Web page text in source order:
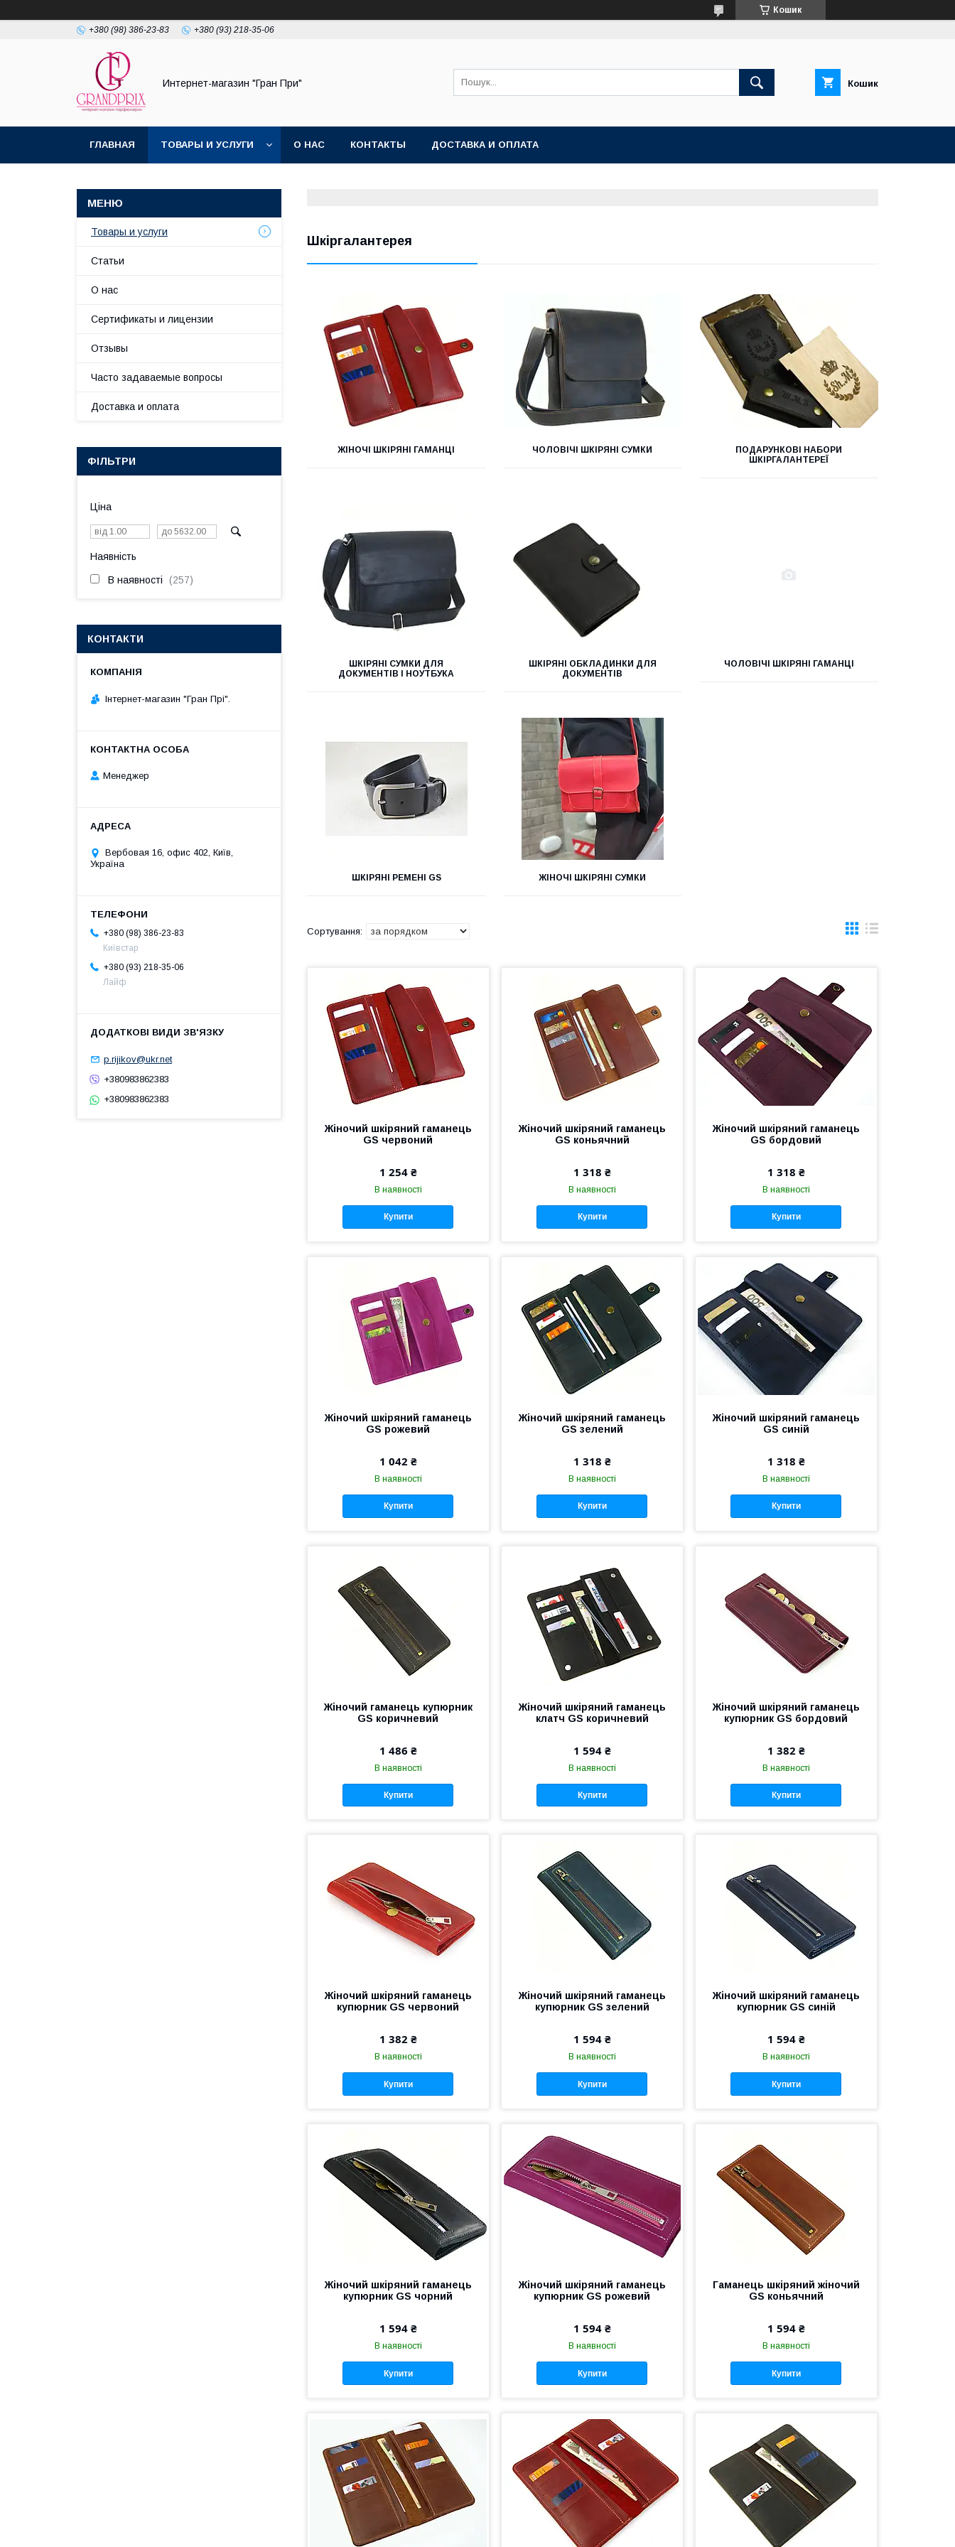
Кошик
+380 (98) 386-23-83 +380 (93) 218-35-06
Интернет-магазин "Гран При" Кошик
ГЛАВНАЯ ТОВАРЫ И УСЛУГИ О НАС КОНТАКТЫ ДОСТАВКА И ОПЛАТА
Шкіргалантерея
ЖІНОЧІ ШКІРЯНІ ГАМАНЦІ ЧОЛОВІЧІ ШКІРЯНІ СУМКИ
ПОДАРУНКОВІ НАБОРИ
ШКІРГАЛАНТЕРЕЇ
ШКІРЯНІ СУМКИ ДЛЯ
ДОКУМЕНТІВ І НОУТБУКА
ШКІРЯНІ ОБКЛАДИНКИ ДЛЯ
ДОКУМЕНТІВ
ЧОЛОВІЧІ ШКІРЯНІ ГАМАНЦІ
ШКІРЯНІ РЕМЕНІ GS ЖІНОЧІ ШКІРЯНІ СУМКИ
Жіночий шкіряний гаманець
GS червоний
1 254 ₴
В наявності
Купити
Жіночий шкіряний гаманець
GS коньячний
1 318 ₴
В наявності
Купити
Жіночий шкіряний гаманець
GS бордовий
1 318 ₴
В наявності
Купити
Жіночий шкіряний гаманець
GS рожевий
1 042 ₴
В наявності
Купити
Жіночий шкіряний гаманець
GS зелений
1 318 ₴
В наявності
Купити
Жіночий шкіряний гаманець
GS синій
1 318 ₴
В наявності
Купити
Жіночий гаманець купюрник
GS коричневий
1 486 ₴
В наявності
Купити
Жіночий шкіряний гаманець
клатч GS коричневий
1 594 ₴
В наявності
Купити
Жіночий шкіряний гаманець
купюрник GS бордовий
1 382 ₴
В наявності
Купити
Жіночий шкіряний гаманець
купюрник GS червоний
1 382 ₴
В наявності
Купити
Жіночий шкіряний гаманець
купюрник GS зелений
1 594 ₴
В наявності
Купити
Жіночий шкіряний гаманець
купюрник GS синій
1 594 ₴
В наявності
Купити
Жіночий шкіряний гаманець
купюрник GS чорний
1 594 ₴
В наявності
Купити
Жіночий шкіряний гаманець
купюрник GS рожевий
1 594 ₴
В наявності
Купити
Гаманець шкіряний жіночий
GS коньячний
1 594 ₴
В наявності
Купити
Товары и услуги
Статьи
О нас
Сертификаты и лицензии
Отзывы
Часто задаваемые вопросы
Доставка и оплата
ФІЛЬТРИ
Ціна
Наявність
В наявності 257
КОНТАКТИ
Інтернет-магазин "Гран Прі".
Менеджер
Вербовая 16, офис 402, Київ,
Україна
+380 (98) 386-23-83
Київстар
+380 (93) 218-35-06
Лайф
p.rijikov@ukr.net
+380983862383
+380983862383